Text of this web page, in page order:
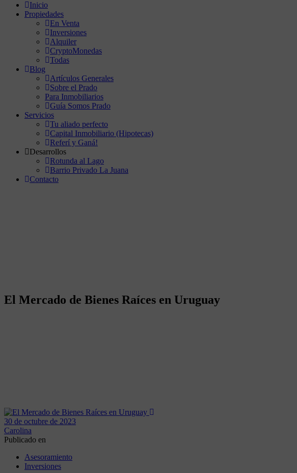
Inicio
Propiedades
En Venta
Inversiones
Alquiler
CryptoMonedas
Todas
Blog
Artículos Generales
Sobre el Prado
Para Inmobiliarios
Guía Somos Prado
Servicios
Tu aliado perfecto
Capital Inmobiliario (Hipotecas)
Referí y Ganá!
Desarrollos
Rotunda al Lago
Barrio Privado La Juana
Contacto
El Mercado de Bienes Raíces en Uruguay
30 de octubre de 2023
Carolina
Publicado en
Asesoramiento
Inversiones